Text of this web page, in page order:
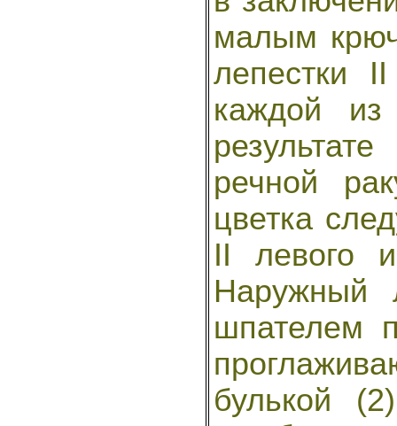
малым
лепестки
каждой
речной
цветка
II левого
Наружный
шпателем
булькой